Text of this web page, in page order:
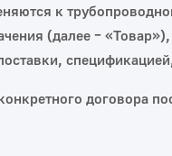
к
(далее –
договора